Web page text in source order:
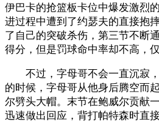
伊巴卡的抢篮板卡位中爆发激烈
进过程中遭到了约瑟夫的直接抱
了自己的突破杀伤，第三节不断
得分，但是罚球命中率却不高，
不过，字母哥不会一直沉寂，
的时候，字母哥从他身后腾空而
尔劈头大帽。末节在鲍威尔贡献
迅速做出回应，背打帕特森时直